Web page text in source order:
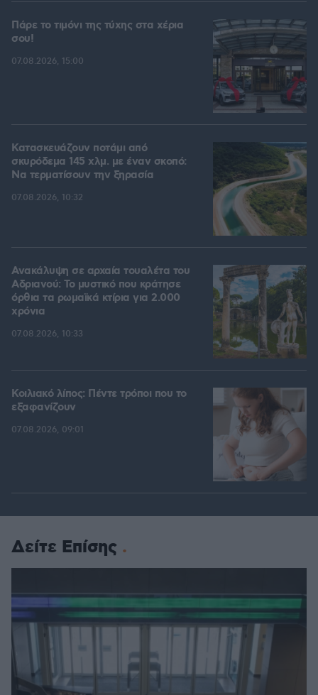
Πάρε το τιμόνι της τύχης στα χέρια
σου!
07.08.2026, 15:00
Κατασκευάζουν ποτάμι από
σκυρόδεμα 145 χλμ. με έναν σκοπό:
Να τερματίσουν την ξηρασία
07.08.2026, 10:32
Ανακάλυψη σε αρχαία τουαλέτα του
Αδριανού: Το μυστικό που κράτησε
όρθια τα ρωμαϊκά κτίρια για 2.000
χρόνια
07.08.2026, 10:33
Κοιλιακό λίπος: Πέντε τρόποι που το
εξαφανίζουν
07.08.2026, 09:01
Δείτε Επίσης